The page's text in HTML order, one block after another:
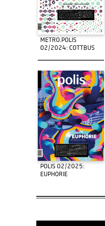
METRO.POLIS
02/2024: COTTBUS
POLIS 02/2025:
EUPHORIE